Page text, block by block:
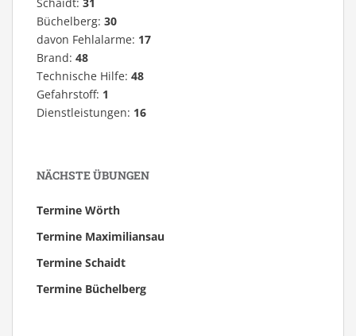
Büchelberg: 30
davon Fehlalarme: 17
Brand: 48
Technische Hilfe: 48
Gefahrstoff: 1
Dienstleistungen: 16
NÄCHSTE ÜBUNGEN
Termine Wörth
Termine Maximiliansau
Termine Schaidt
Termine Büchelberg